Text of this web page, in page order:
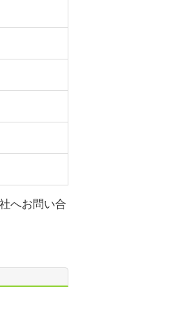
へお問い合